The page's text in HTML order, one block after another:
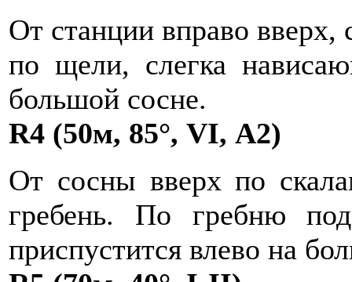
От станции вправо
по щели, слегка
большой сосне.
R4 (50м, 85°, VI, А2)
От сосны вверх по
гребень. По гребню
приспустится влево на